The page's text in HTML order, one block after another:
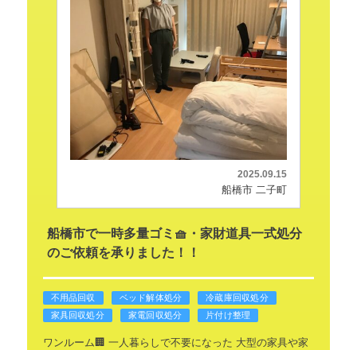
2025.09.15
船橋市 二子町
船橋市で一時多量ゴミ🧺・家財道具一式処分
のご依頼を承りました！！
不用品回収 ベッド解体処分
冷蔵庫回収処分
家具回収処分
家電回収処分 片付け整理
ワンルーム🏢 一人暮らしで不要になった 大型の家具や家